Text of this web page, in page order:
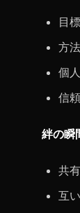
目
方
個
信
絆の瞬
共
互